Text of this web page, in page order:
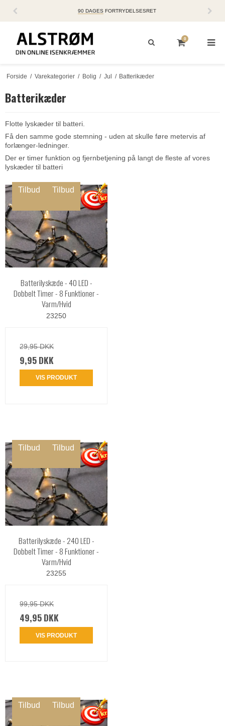
90 DAGES FORTRYDELSESRET
0
Forside / Varekategorier / Bolig / Jul / Batterikæder
Batterikæder
Flotte lyskæder til batteri.
Få den samme gode stemning - uden at skulle føre metervis af
forlænger-ledninger.
Der er timer funktion og fjernbetjening på langt de fleste af vores
lyskæder til batteri
Tilbud Tilbud
Batterilyskæde - 40 LED -
Dobbelt Timer - 8 Funktioner -
Varm/Hvid
23250
29,95 DKK
9,95 DKK
VIS PRODUKT
Tilbud Tilbud
Batterilyskæde - 240 LED -
Dobbelt Timer - 8 Funktioner -
Varm/Hvid
23255
99,95 DKK
49,95 DKK
VIS PRODUKT
Tilbud Tilbud